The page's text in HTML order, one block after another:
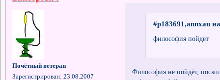
Почётный ветеран
Зарегистрирован: 23.08.2007
#p183691,annxau
философия пойдёт
Философия не пойдёт,